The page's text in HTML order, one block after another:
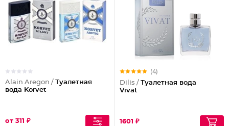
Alain Aregon / Туалетная
вода Korvet
от 311 ₽
(4)
Dilis / Туалетная вода
Vivat
1601 ₽